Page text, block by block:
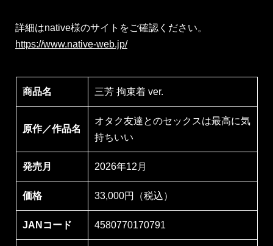
詳細はnative様のサイトをご確認ください。
https://www.native-web.jp/
商品名 三芳 拘束着 ver.
原作／作品名
オタク友達とのセックスは最高に気
持ちいい
発売月 2026年12月
価格 33,000円（税込）
JANコード 4580770170791